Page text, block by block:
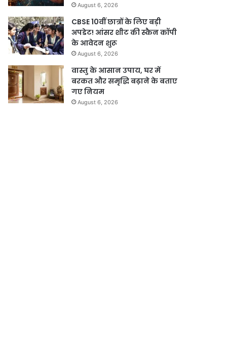
August 6, 2026
CBSE 10वीं छात्रों के लिए बड़ी
अपडेट! आंसर शीट की स्कैन कॉपी
के आवेदन शुरू
August 6, 2026
वास्तु के आसान उपाय, घर में
बरकत और समृद्धि बढ़ाने के बताए
गए नियम
August 6, 2026